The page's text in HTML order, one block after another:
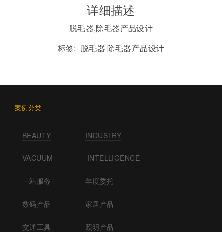
详细描述
脱毛器,除毛器产品设计
标签: 脱毛器 除毛器产品设计
案例分类
BEAUTY INDUSTRY
VACUUM INTELLIGENCE
一站服务 年度委托
数码产品 家居产品
交通工具 照明产品